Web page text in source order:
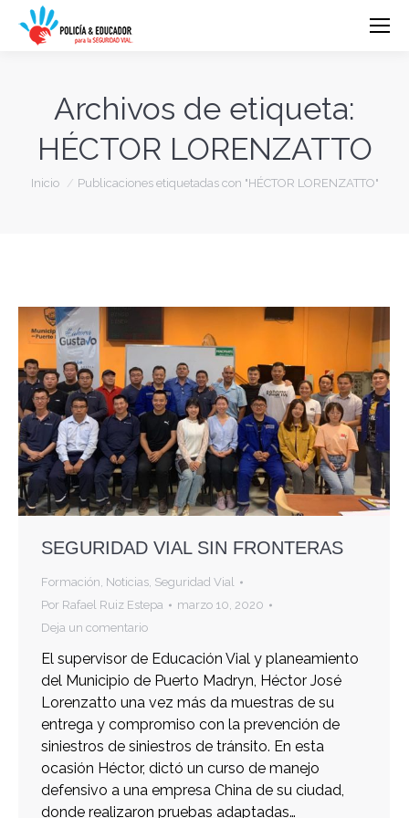
Archivos de etiqueta:
HÉCTOR LORENZATTO
Estás aquí:
Inicio Publicaciones etiquetadas con "HÉCTOR LORENZATTO"
SEGURIDAD VIAL SIN FRONTERAS
Formación, Noticias, Seguridad Vial
Por Rafael Ruiz Estepa
marzo 10, 2020
Deja un comentario
El supervisor de Educación Vial y planeamiento
del Municipio de Puerto Madryn, Héctor José
Lorenzatto una vez más da muestras de su
entrega y compromiso con la prevención de
siniestros de siniestros de tránsito. En esta
ocasión Héctor, dictó un curso de manejo
defensivo a una empresa China de su ciudad,
donde realizaron pruebas adaptadas…